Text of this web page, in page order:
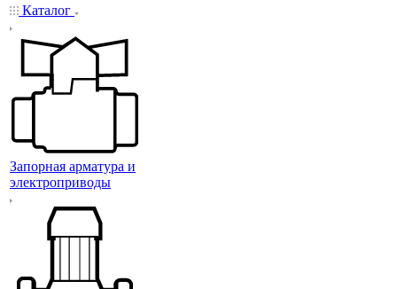
Каталог
Запорная арматура и
электроприводы